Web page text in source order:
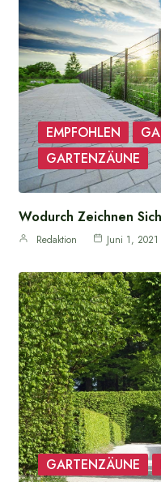
EMPFOHLEN
GARTENZÄUNE
Wodurch Zeichnen
Redaktion Juni 1, 2021
GARTENZÄUNE